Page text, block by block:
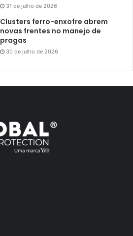
31 de julho de 2026
Clusters ferro-enxofre abrem
novas frentes no manejo de
pragas
30 de julho de 2026